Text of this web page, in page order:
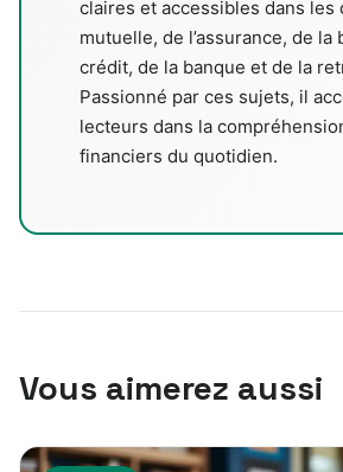
claires et accessibles dans les
mutuelle, de l’assurance, de la
crédit, de la banque et de la
Passionné par ces sujets, il
lecteurs dans la
financiers du quotidien.
Vous aimerez aussi